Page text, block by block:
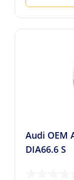
Audi OEM
DIA66.6 S